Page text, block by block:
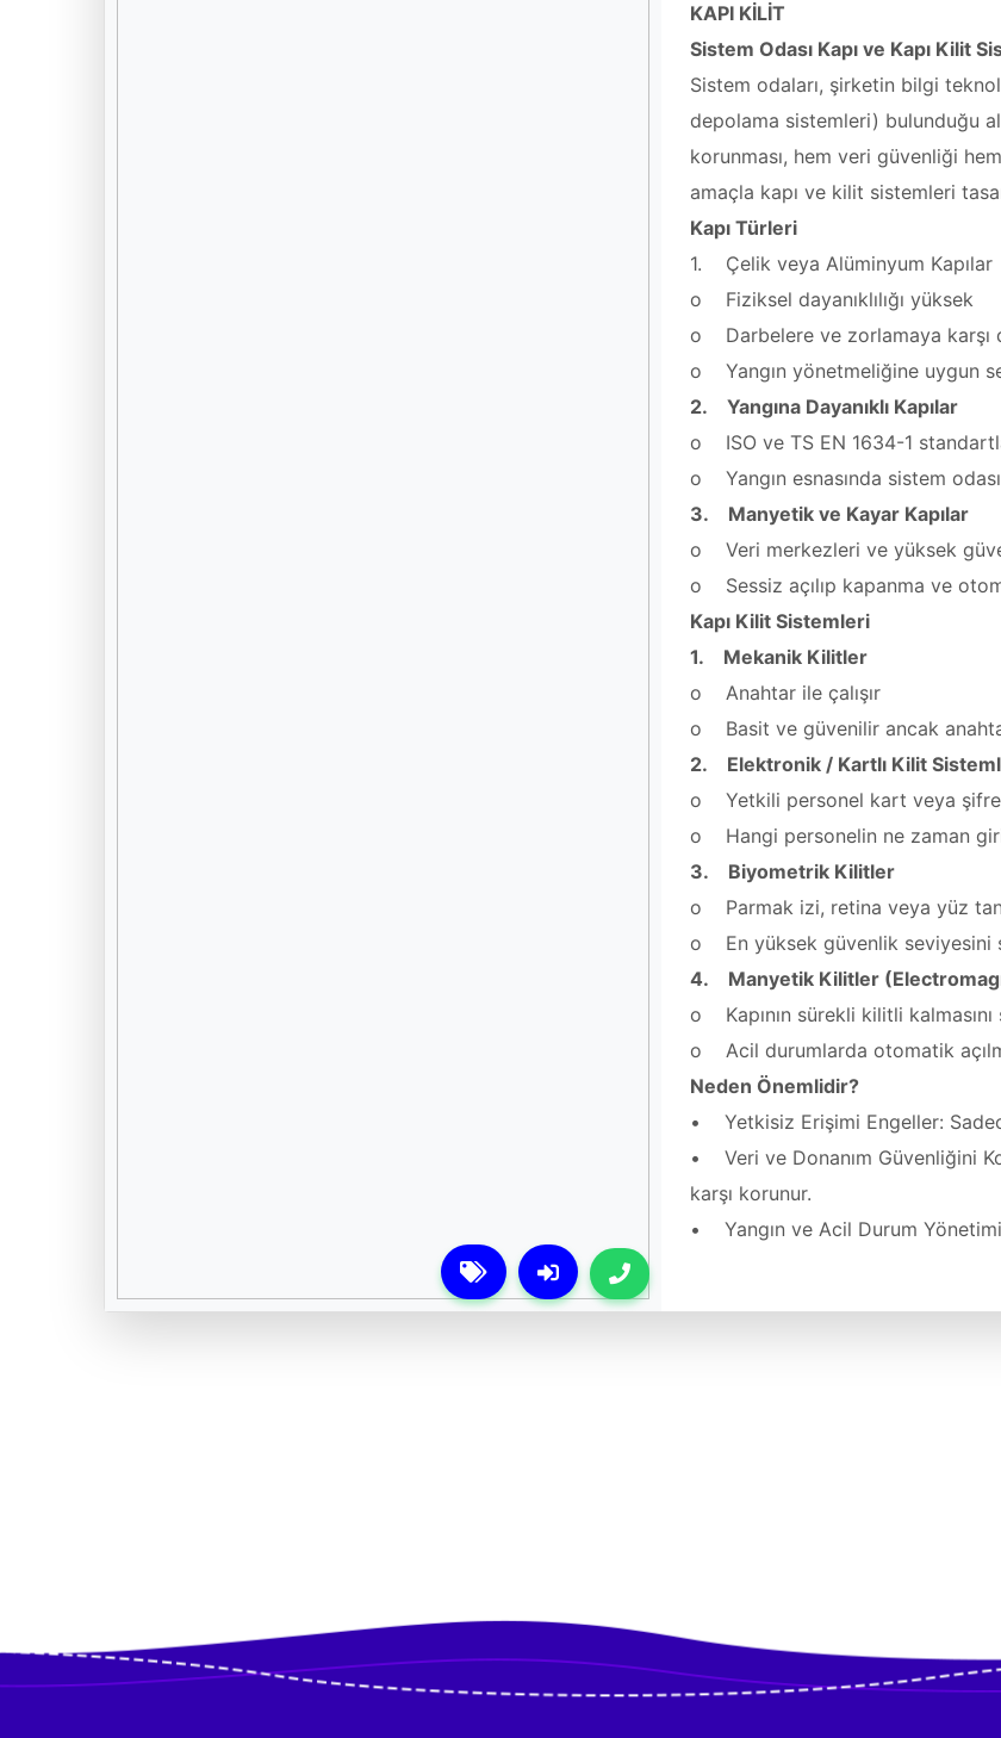
KAPI KİLİT
Sistem Odası Kapı ve Kapı Kilit
Sistem odaları, şirketin bilgi
depolama sistemleri) bulunduğu
korunması, hem veri güvenliği
amaçla kapı ve kilit sistemleri
Kapı Türleri
1. Çelik veya Alüminyum Kapılar
o Fiziksel dayanıklılığı yüksek
o Darbelere ve zorlamaya karşı
o Yangın yönetmeliğine uygun
2. Yangına Dayanıklı Kapılar
o ISO ve TS EN 1634-1
o Yangın esnasında sistem
3. Manyetik ve Kayar Kapılar
o Veri merkezleri ve yüksek
o Sessiz açılıp kapanma ve
Kapı Kilit Sistemleri
1. Mekanik Kilitler
o Anahtar ile çalışır
o Basit ve güvenilir ancak
2. Elektronik / Kartlı Kilit
o Yetkili personel kart veya
o Hangi personelin ne zaman giriş
3. Biyometrik Kilitler
o Parmak izi, retina veya yüz
o En yüksek güvenlik seviyesini
4. Manyetik Kilitler
o Kapının sürekli kilitli kalmasını
o Acil durumlarda otomatik
Neden Önemlidir?
• Yetkisiz Erişimi Engeller:
• Veri ve Donanım Güvenliğini
karşı korunur.
• Yangın ve Acil Durum